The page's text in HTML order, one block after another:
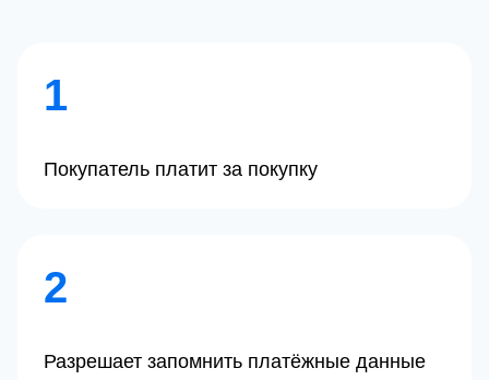
1
Покупатель платит за покупку
2
Разрешает запомнить платёжные данные